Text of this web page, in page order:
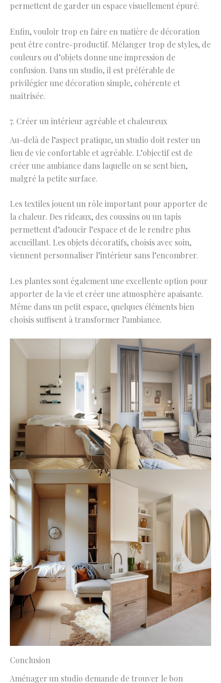
permettent de garder un espace visuellement épuré.
Enfin, vouloir trop en faire en matière de décoration
peut être contre-productif. Mélanger trop de styles, de
couleurs ou d’objets donne une impression de
confusion. Dans un studio, il est préférable de
privilégier une décoration simple, cohérente et
maîtrisée.
7. Créer un intérieur agréable et chaleureux
Au-delà de l’aspect pratique, un studio doit rester un
lieu de vie confortable et agréable. L’objectif est de
créer une ambiance dans laquelle on se sent bien,
malgré la petite surface.
Les textiles jouent un rôle important pour apporter de
la chaleur. Des rideaux, des coussins ou un tapis
permettent d’adoucir l’espace et de le rendre plus
accueillant. Les objets décoratifs, choisis avec soin,
viennent personnaliser l’intérieur sans l’encombrer.
Les plantes sont également une excellente option pour
apporter de la vie et créer une atmosphère apaisante.
Même dans un petit espace, quelques éléments bien
choisis suffisent à transformer l’ambiance.
Conclusion
Aménager un studio demande de trouver le bon